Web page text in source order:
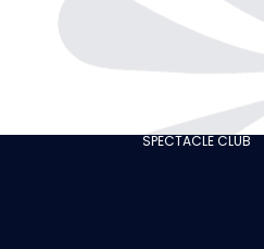
SPECTACLE CLUB